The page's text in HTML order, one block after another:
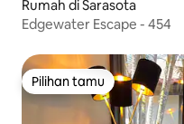
Rumah di Sarasota
Edgewater Escape - 454
Pilihan tamu
Pilihan tamu